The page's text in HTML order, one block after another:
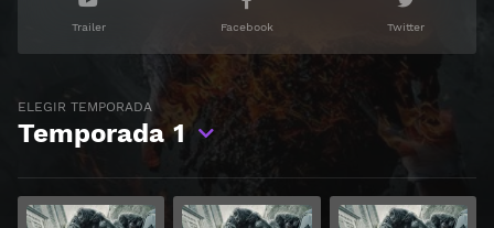
Trailer Facebook Twitter
ELEGIR TEMPORADA
Temporada 1
Ver Ver